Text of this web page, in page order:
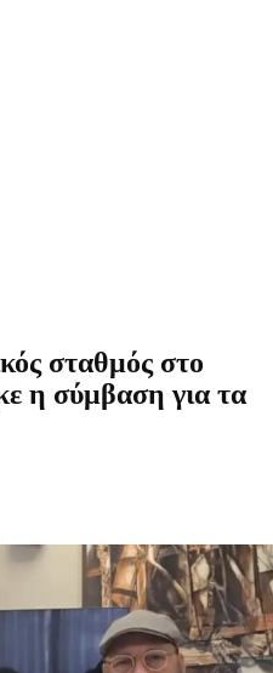
σταθμός στο
η σύμβαση για τα